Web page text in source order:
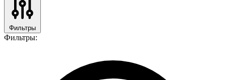
Фильтры
Фильтры: